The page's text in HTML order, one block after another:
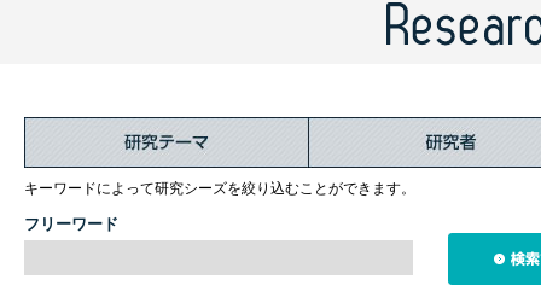
キーワードによって研究シーズを絞り込むことができます。
フリーワード